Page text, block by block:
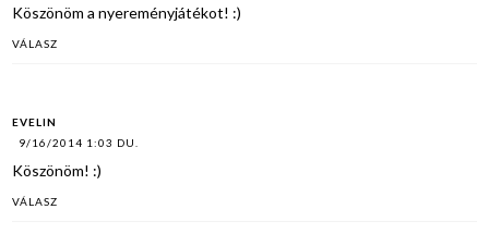
Köszönöm a nyereményjátékot! :)
VÁLASZ
EVELIN
9/16/2014 1:03 DU.
Köszönöm! :)
VÁLASZ